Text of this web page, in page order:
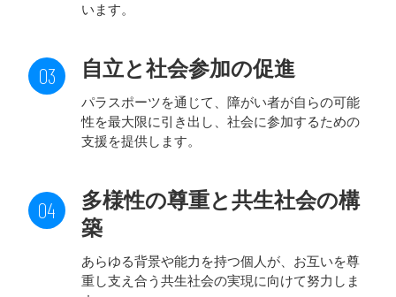
います。
自立と社会参加の促進
パラスポーツを通じて、障がい者が自らの可能
性を最大限に引き出し、社会に参加するための
支援を提供します。
多様性の尊重と共生社会の構
築
あらゆる背景や能力を持つ個人が、お互いを尊
重し支え合う共生社会の実現に向けて努力しま